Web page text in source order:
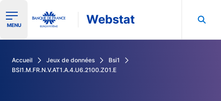
Ouvrir le menu de navigation
MENU Webstat
Accueil Jeux de données
Bsi1
BSI1.M.FR.N.V.AT1.A.4.U6.2100.Z01.E